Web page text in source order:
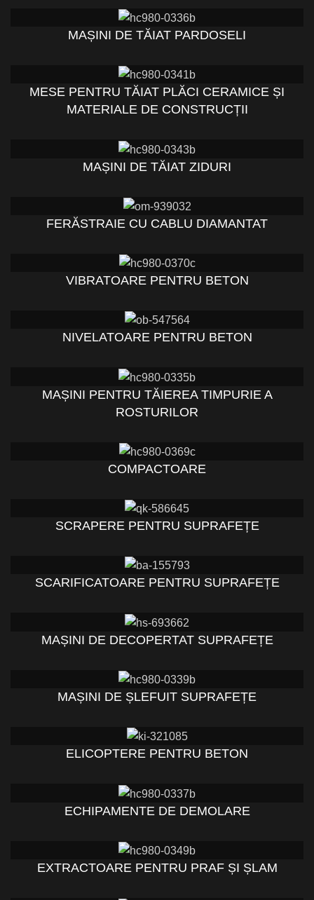
MAȘINI DE TĂIAT PARDOSELI
MESE PENTRU TĂIAT PLĂCI CERAMICE ȘI
MATERIALE DE CONSTRUCȚII
MAȘINI DE TĂIAT ZIDURI
FERĂSTRAIE CU CABLU DIAMANTAT
VIBRATOARE PENTRU BETON
NIVELATOARE PENTRU BETON
MAȘINI PENTRU TĂIEREA TIMPURIE A
ROSTURILOR
COMPACTOARE
SCRAPERE PENTRU SUPRAFEȚE
SCARIFICATOARE PENTRU SUPRAFEȚE
MAȘINI DE DECOPERTAT SUPRAFEȚE
MAȘINI DE ȘLEFUIT SUPRAFEȚE
ELICOPTERE PENTRU BETON
ECHIPAMENTE DE DEMOLARE
EXTRACTOARE PENTRU PRAF ȘI ȘLAM